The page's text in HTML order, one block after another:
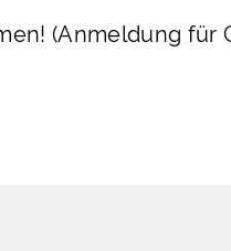
(Anmeldung für